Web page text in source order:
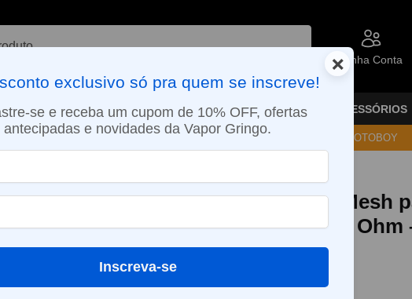
Minha Conta
DE ERVAS E-LIQUÍDOS NICOTINA ORAL ACESSÓRIOS
EM SÃO PAULO (SEG A SEX): PEDIDOS APROVADOS ATÉ 15:30 VIA MOTOBOY
TFV12 Prince – 0,2 Ohm – Smok
Resistência Dual Mesh
TFV12 Prince – 0,2 Ohm
Smok
130,29
×
exclusivo só pra quem se inscreve!
se e receba um cupom de 10% OFF, ofertas
antecipadas e novidades da Vapor Gringo.
Inscreva-se